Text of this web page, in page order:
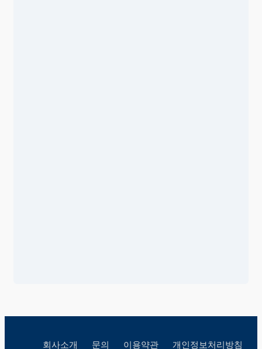
회사소개 문의 이용약관 개인정보처리방침